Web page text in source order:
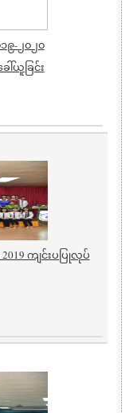
၉-၂၀၂၀
ယူခြင်း
2019 ကျင်းပပြုလုပ်